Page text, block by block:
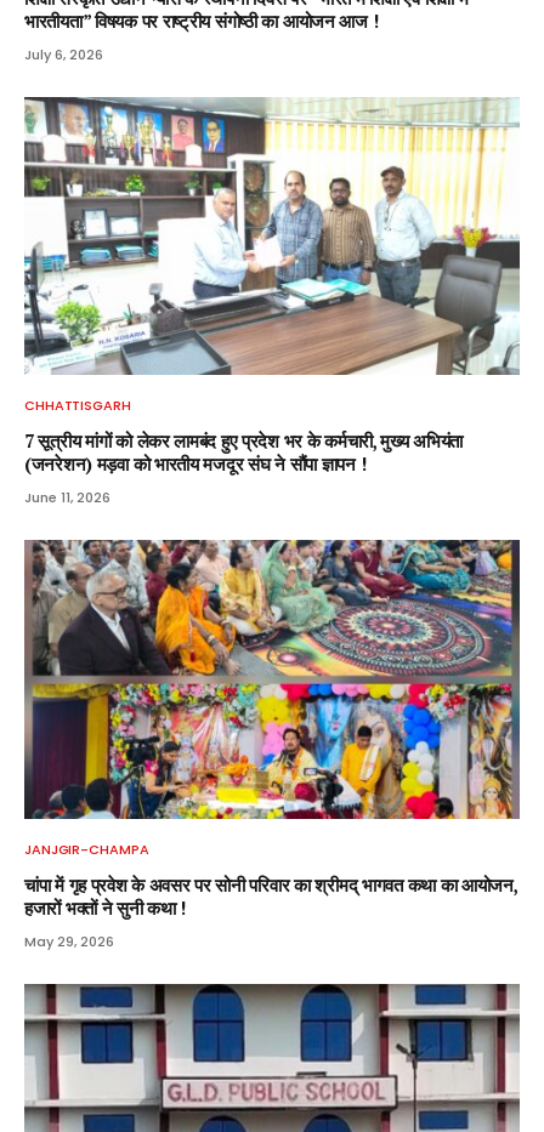
भारतीयता” विषयक पर राष्ट्रीय संगोष्ठी का आयोजन आज !
July 6, 2026
CHHATTISGARH
7 सूत्रीय मांगों को लेकर लामबंद हुए प्रदेश भर के कर्मचारी, मुख्य अभियंता
(जनरेशन) मड़वा को भारतीय मजदूर संघ ने सौंपा ज्ञापन !
June 11, 2026
JANJGIR-CHAMPA
चांपा में गृह प्रवेश के अवसर पर सोनी परिवार का श्रीमद् भागवत कथा का आयोजन,
हजारों भक्तों ने सुनी कथा !
May 29, 2026